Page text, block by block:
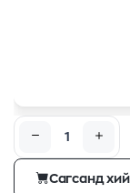
Сагсанд